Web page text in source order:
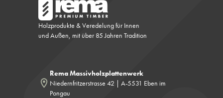
Holzprodukte & Veredelung für Innen
und Außen, mit über 85 Jahren Tradition
Rema Massivholzplattenwerk
Niedernfritzerstrasse 42 | A-5531 Eben im
Pongau